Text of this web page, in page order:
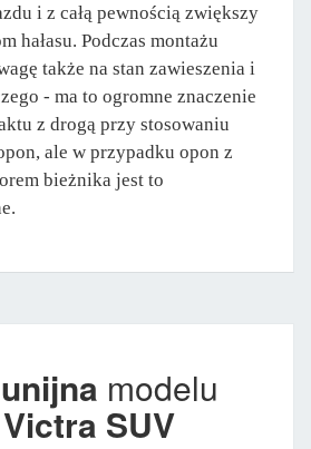
i z całą pewnością zwiększy
hałasu. Podczas montażu
także na stan zawieszenia i
- ma to ogromne znaczenie
z drogą przy stosowaniu
ale w przypadku opon z
bieżnika jest to
modelu
SUV